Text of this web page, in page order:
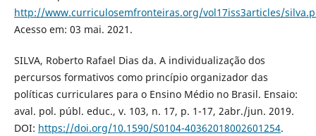
http://www.curriculosemfronteiras.org/vol17iss3articles/
Acesso em: 03 mai. 2021.
SILVA, Roberto Rafael Dias da. A individualização dos
percursos formativos como princípio organizador das
políticas curriculares para o Ensino Médio no Brasil. Ensaio:
aval. pol. públ. educ., v. 103, n. 17, p. 1-17, 2abr./jun. 2019.
DOI: https://doi.org/10.1590/S0104-40362018002601254.